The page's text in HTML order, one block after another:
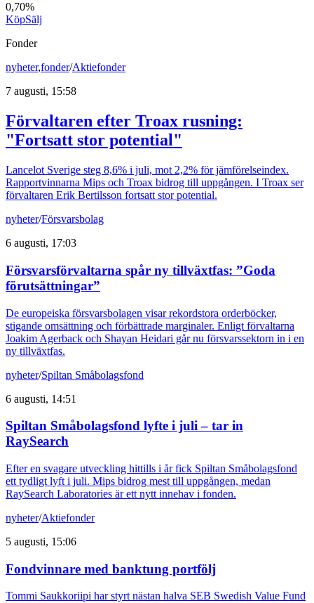
0,70%
KöpSälj
Fonder
nyheter,fonder/Aktiefonder
7 augusti, 15:58
Förvaltaren efter Troax rusning:
"Fortsatt stor potential"
Lancelot Sverige steg 8,6% i juli, mot 2,2% för jämförelseindex.
Rapportvinnarna Mips och Troax bidrog till uppgången. I Troax ser
förvaltaren Erik Bertilsson fortsatt stor potential.
nyheter/Försvarsbolag
6 augusti, 17:03
Försvarsförvaltarna spår ny tillväxtfas: ”Goda
förutsättningar”
De europeiska försvarsbolagen visar rekordstora orderböcker,
stigande omsättning och förbättrade marginaler. Enligt förvaltarna
Joakim Agerback och Shayan Heidari går nu försvarssektorn in i en
ny tillväxtfas.
nyheter/Spiltan Småbolagsfond
6 augusti, 14:51
Spiltan Småbolagsfond lyfte i juli – tar in
RaySearch
Efter en svagare utveckling hittills i år fick Spiltan Småbolagsfond
ett tydligt lyft i juli. Mips bidrog mest till uppgången, medan
RaySearch Laboratories är ett nytt innehav i fonden.
nyheter/Aktiefonder
5 augusti, 15:06
Fondvinnare med banktung portfölj
Tommi Saukkoriipi har styrt nästan halva SEB Swedish Value Fund